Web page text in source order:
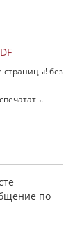
страницы! без
по